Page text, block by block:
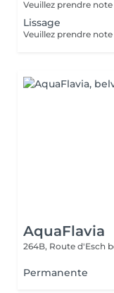
Lissage
AquaFlavia
264B, Route d'Esch
Permanente